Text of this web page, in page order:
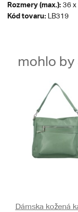
Rozmery (max.): 36 x
Kód tovaru: LB319
mohlo
Dámska kožená